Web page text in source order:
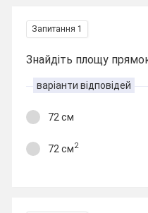
Запитання 1
Знайдіть площу
варіанти відповідей
72 см
72 см2